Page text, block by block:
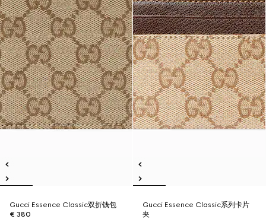
Gucci Essence Classic双折钱包
€ 380
Gucci Essence Classic系列卡片
夹